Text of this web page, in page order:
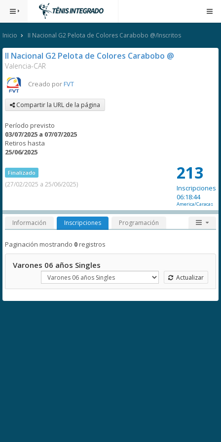
Inicio II Nacional G2 Pelota de Colores Carabobo @/Inscritos
II Nacional G2 Pelota de Colores Carabobo @
Valencia-CAR
Creado porFVT
Compartir la URL de la página
Período previsto
03/07/2025 a 07/07/2025
Retiros hasta
25/06/2025
Finalizado
(27/02/2025 a 25/06/2025)
213
Inscripciones
06:18:44
America/Caracas
Información Inscripciones Programación
Paginación mostrando 0registros
Varones 06 años Singles
Actualizar